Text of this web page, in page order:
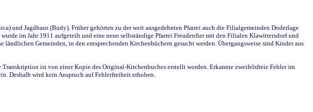
und Jagdhaus (Budy). Früher gehörten zu der weit ausgedehnten Pfarrei auch die Filialgemeinden Doderlage
im Jahr 1911 aufgeteilt und eine neue selbständige Pfarrei Freudenfier mit den Filialen Klawittersdorf und
Gemeinden, in den entsprechenden Kirchenbüchern gesucht werden. Übergangsweise sind Kinder aus
ist von einer Kopie des Original-Kirchenbuches erstellt worden. Erkannte zweifelsfreie Fehler im
Deshalb wird kein Anspruch auf Fehlerfreiheit erhoben.